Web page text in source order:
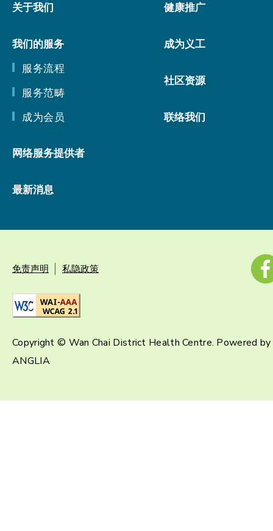
关于我们
我们的服务
服务流程
服务范畴
成为会员
网络服务提供者
最新消息
健康推广
成为义工
社区资源
联络我们
免责声明 私隐政策
Copyright © Wan Chai District Health Centre. Powered by
ANGLIA